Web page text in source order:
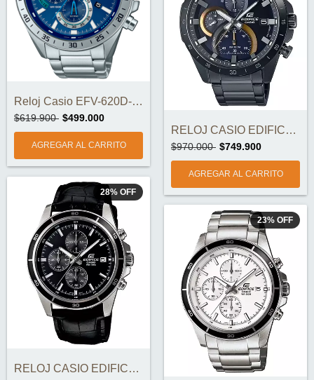
Reloj Casio EFV-620D-2AVUDF
$619.900 $499.000
RELOJ CASIO EDIFICE EFR-571DC-2AV ORIGIN...
$970.000 $749.900
28% OFF
RELOJ CASIO EDIFICE EFR-526L-1AV ORIGINA...
23% OFF